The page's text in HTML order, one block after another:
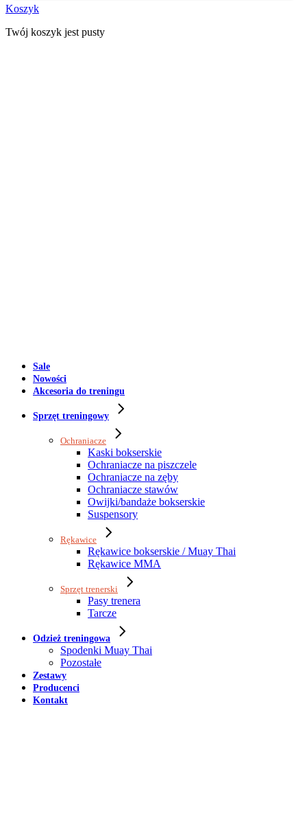
Koszyk
Twój koszyk jest pusty
Sale
Nowości
Akcesoria do treningu
Sprzęt treningowy
Ochraniacze
Kaski bokserskie
Ochraniacze na piszczele
Ochraniacze na zęby
Ochraniacze stawów
Owijki/bandaże bokserskie
Suspensory
Rękawice
Rękawice bokserskie / Muay Thai
Rękawice MMA
Sprzęt trenerski
Pasy trenera
Tarcze
Odzież treningowa
Spodenki Muay Thai
Pozostałe
Zestawy
Producenci
Kontakt